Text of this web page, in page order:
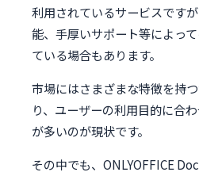
利用されているサービスです
能、手厚いサポート等によっ
ている場合もあります。
市場にはさまざまな特徴を持
り、ユーザーの利用目的に合
が多いのが現状です。
その中でも、ONLYOFFICE